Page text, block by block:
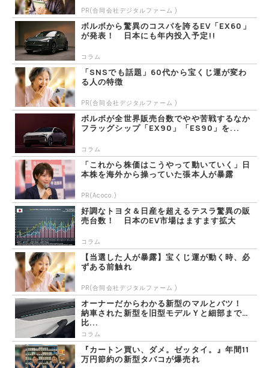
PR(合同会社デジタルファーム )
ボルボから驚異のコスパを誇るEV「EX60」
が発表！ 日本にも年内投入予定!!
コラム
「SNSでも話題」60代から宝くじ運が変わ
る人の特徴
PR(合同会社デジタルファーム )
ボルボが全世界販売台数でやや苦戦するなか
フラッグシップ「EX90」「ES90」を...
コラム
「これから株価はこうやって動いていく」日
本株を海外から操っていた張本人が暴露
PR(Acoco.)
好調なトヨタ＆日産を超えるテスラ驚異の販
売台数！ 日本のEV市場はますます拡大
コラム
【当選した人が暴露】宝くじ運が動く時、必
ずある前触れ
PR(合同会社デジタルファーム )
オーナーだからわかる新型のマルとバツ！
納車された新型を旧型モデルＹと細部まで
比...
コラム
『カートン買い、ダメ。ゼッタイ。』年間11
万円節約の新型タバコが爆売れ